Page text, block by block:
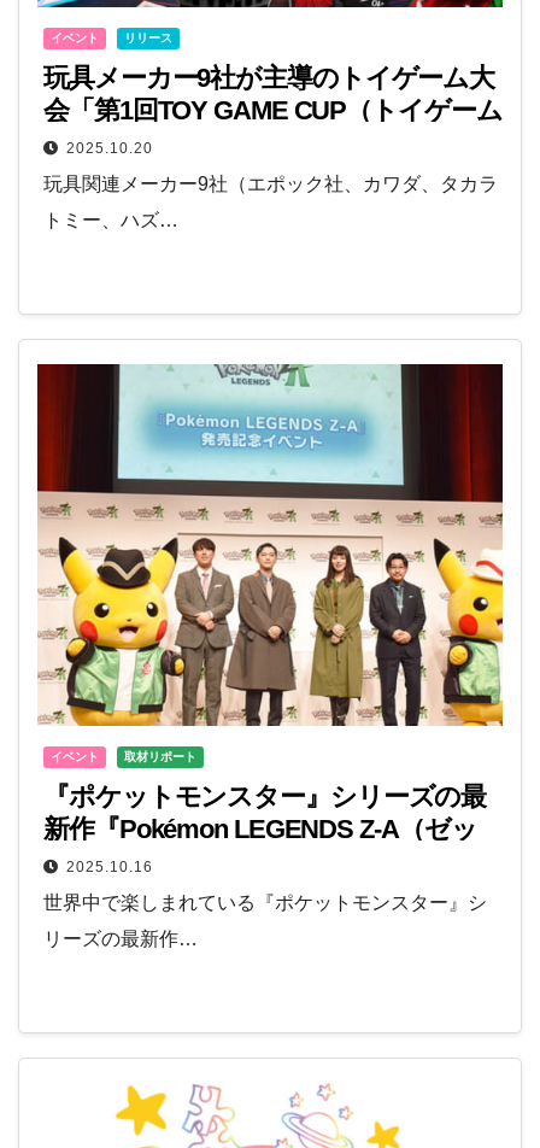
イベント リリース
玩具メーカー9社が主導のトイゲーム大
会「第1回TOY GAME CUP（トイゲーム
カップ）」参加者応募受付中！
2025.10.20
玩具関連メーカー9社（エポック社、カワダ、タカラ
トミー、ハズ…
イベント 取材リポート
『ポケットモンスター』シリーズの最
新作『Pokémon LEGENDS Z-A（ゼッ
トエー）』発売記念イベント開催
2025.10.16
世界中で楽しまれている『ポケットモンスター』シ
リーズの最新作…